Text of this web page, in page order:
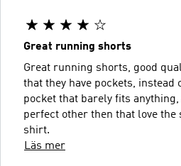
Great running shorts
Great running shorts, good
that they have pockets, instead
pocket that barely fits
perfect other then that love
shirt.
Läs mer